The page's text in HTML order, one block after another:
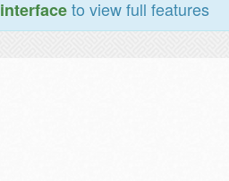
interfaceto view full features